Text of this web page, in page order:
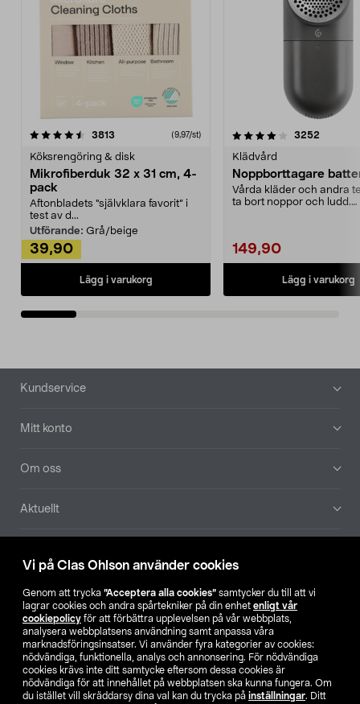
Vi på Clas Ohlson använder cookies
Genom att trycka ”Acceptera alla cookies” samtycker du till att vi
lagrar cookies och andra spårtekniker på din enhet enligt vår
cookiepolicy för att förbättra upplevelsen på vår webbplats,
analysera webbplatsens användning samt anpassa våra
marknadsföringsinsatser. Vi använder fyra kategorier av cookies:
nödvändiga, funktionella, analys och annonsering. För nödvändiga
cookies krävs inte ditt samtycke eftersom dessa cookies är
nödvändiga för att innehållet på webbplatsen ska kunna fungera. Om
du istället vill skräddarsy dina val kan du trycka på inställningar. Ditt
3813 (9,97/st)
Köksrengöring & disk
Mikrofiberduk 32 x 31 cm, 4-
pack
Aftonbladets "självklara favorit” i
test av d...
Utförande: Grå/beige
39,90
Lägg i varukorg
4.0av 5 stjärnor 3252
Klädvård
Noppborttagare
Vårda kläder och andra
ta bort noppor och ludd.
149,90
Lägg i varukorg
4.5av 5 stjärnor
Sidfot
Kundservice
Mitt konto
Om oss
Aktuellt
Hitta butik
SE NO FI